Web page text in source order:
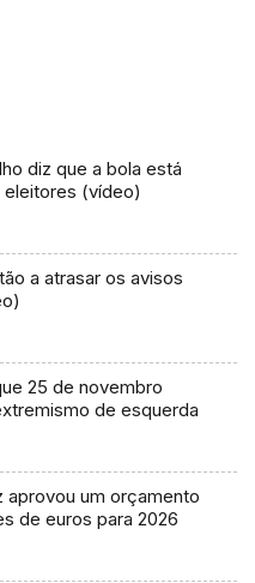
diz que a bola está
(vídeo)
a atrasar os avisos
25 de novembro
de esquerda
aprovou um orçamento
de euros para 2026